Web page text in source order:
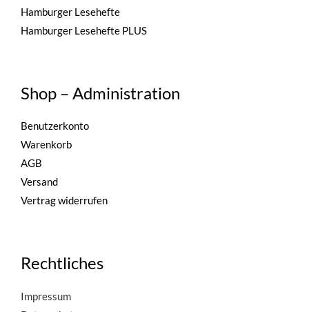
Hamburger Lesehefte
Hamburger Lesehefte PLUS
Shop – Administration
Benutzerkonto
Warenkorb
AGB
Versand
Vertrag widerrufen
Rechtliches
Impressum